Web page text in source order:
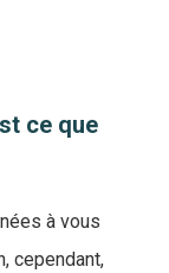
ce que
à vous
cependant,